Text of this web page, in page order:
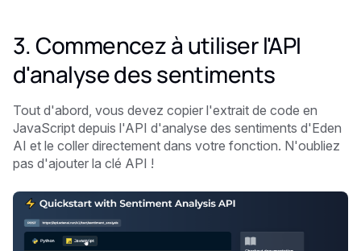
3. Commencez à utiliser l'API
d'analyse des sentiments
Tout d'abord, vous devez copier l'extrait de code en
JavaScript depuis l'API d'analyse des sentiments d'Eden
AI et le coller directement dans votre fonction. N'oubliez
pas d'ajouter la clé API !